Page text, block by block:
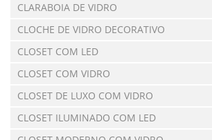
CLARABOIA DE VIDRO
CLOCHE DE VIDRO DECORATIVO
CLOSET COM LED
CLOSET COM VIDRO
CLOSET DE LUXO COM VIDRO
CLOSET ILUMINADO COM LED